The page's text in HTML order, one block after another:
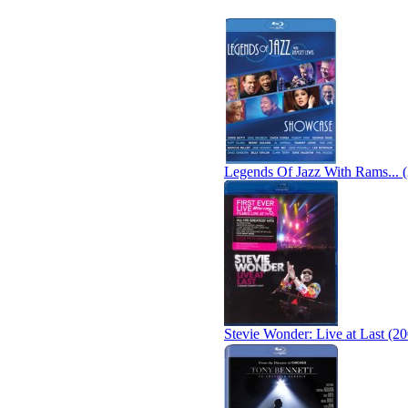
Legends Of Jazz With Rams...
Stevie Wonder: Live at Last